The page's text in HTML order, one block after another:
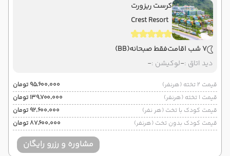
کرست ریزورت
Crest Resort
7 شب اقامت فقط صبحانه(BB)
دید اتاق :-لوکیشن :-
قیمت 2 تخته (هرنفر)
۹۵٬۶۰۰٬۰۰۰ تومان
قیمت 1 تخته (هرنفر)
۱۳۹٬۷۰۰٬۰۰۰ تومان
قیمت کودک با تخت (هر نفر)
۹۲٬۶۰۰٬۰۰۰ تومان
قیمت کودک بدون تخت (هرنفر)
۸۷٬۶۰۰٬۰۰۰ تومان
مشاوره و رزرو رایگان